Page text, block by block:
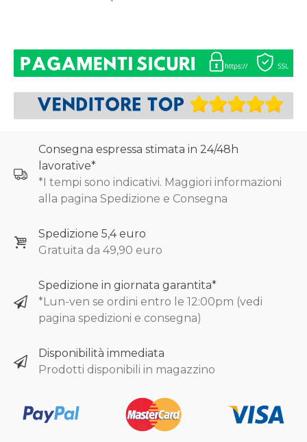
Consegna espressa stimata in 24/48h
lavorative*
*I tempi sono indicativi. Maggiori informazioni
alla pagina Spedizione e Consegna
Spedizione 5,4 euro
Gratuita da 49,90 euro
Spedizione in giornata garantita*
*Lun-ven se ordini entro le 12:00pm (vedi
pagina spedizioni e consegna)
Disponibilità immediata
Prodotti disponibili in magazzino